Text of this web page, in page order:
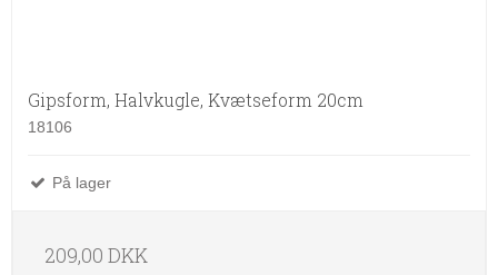
Gipsform, Halvkugle, Kvætseform 20cm
18106
På lager
209,00 DKK